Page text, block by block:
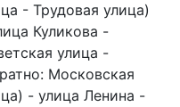
- Трудовая улица)
Куликова -
улица -
Московская
- улица Ленина -